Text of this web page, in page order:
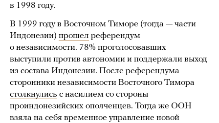
в 1998 году.
В 1999 году в Восточном Тиморе (тогда — части
Индонезии) прошел референдум
о независимости. 78% проголосовавших
выступили против автономии и поддержали выход
из состава Индонезии. После референдума
сторонники независимости Восточного Тимора
столкнулись с насилием со стороны
проиндонезийских ополченцев. Тогда же ООН
взяла на себя временное управление новой